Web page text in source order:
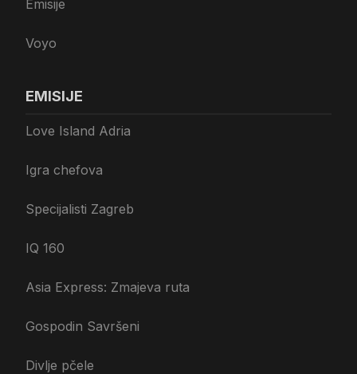
Emisije
Voyo
EMISIJE
Love Island Adria
Igra chefova
Specijalisti Zagreb
IQ 160
Asia Express: Zmajeva ruta
Gospodin Savršeni
Divlje pčele